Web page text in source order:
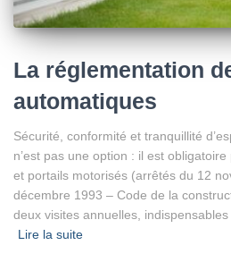
La réglementation
automatiques
Sécurité, conformité et tranquillité
n’est pas une option : il est
et portails motorisés (arrêtés du 12
décembre 1993 – Code de la
deux visites annuelles,
Lire la suite